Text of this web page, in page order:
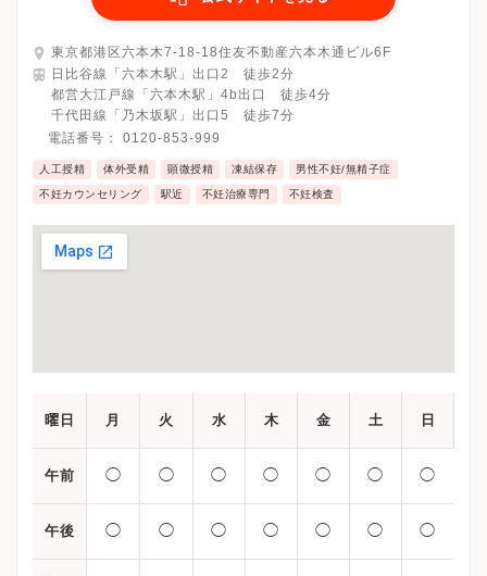
東京都港区六本木7-18-18住友不動産六本木通ビル6F
日比谷線「六本木駅」出口2 徒歩2分
都営大江戸線「六本木駅」4b出口 徒歩4分
千代田線「乃木坂駅」出口5 徒歩7分
電話番号： 0120-853-999
人工授精 体外受精 顕微授精 凍結保存 男性不妊/無精子症
不妊カウンセリング 駅近 不妊治療専門 不妊検査
曜日 月 火 水 木 金 土 日
午前 ◯ ◯ ◯ ◯ ◯ ◯ ◯
午後 ◯ ◯ ◯ ◯ ◯ ◯ ◯